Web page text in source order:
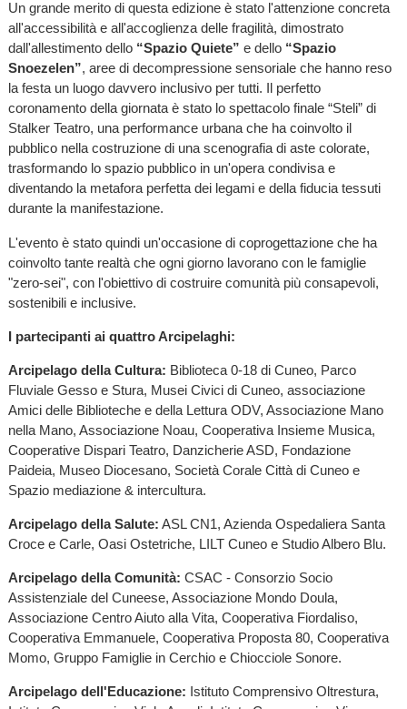
Un grande merito di questa edizione è stato l'attenzione concreta
all'accessibilità e all'accoglienza delle fragilità, dimostrato
dall'allestimento dello “Spazio Quiete” e dello “Spazio
Snoezelen”, aree di decompressione sensoriale che hanno reso
la festa un luogo davvero inclusivo per tutti. Il perfetto
coronamento della giornata è stato lo spettacolo finale “Steli” di
Stalker Teatro, una performance urbana che ha coinvolto il
pubblico nella costruzione di una scenografia di aste colorate,
trasformando lo spazio pubblico in un'opera condivisa e
diventando la metafora perfetta dei legami e della fiducia tessuti
durante la manifestazione.
L'evento è stato quindi un'occasione di coprogettazione che ha
coinvolto tante realtà che ogni giorno lavorano con le famiglie
"zero-sei", con l'obiettivo di costruire comunità più consapevoli,
sostenibili e inclusive.
I partecipanti ai quattro Arcipelaghi:
Arcipelago della Cultura: Biblioteca 0-18 di Cuneo, Parco
Fluviale Gesso e Stura, Musei Civici di Cuneo, associazione
Amici delle Biblioteche e della Lettura ODV, Associazione Mano
nella Mano, Associazione Noau, Cooperativa Insieme Musica,
Cooperative Dispari Teatro, Danzicherie ASD, Fondazione
Paideia, Museo Diocesano, Società Corale Città di Cuneo e
Spazio mediazione & intercultura.
Arcipelago della Salute: ASL CN1, Azienda Ospedaliera Santa
Croce e Carle, Oasi Ostetriche, LILT Cuneo e Studio Albero Blu.
Arcipelago della Comunità: CSAC - Consorzio Socio
Assistenziale del Cuneese, Associazione Mondo Doula,
Associazione Centro Aiuto alla Vita, Cooperativa Fiordaliso,
Cooperativa Emmanuele, Cooperativa Proposta 80, Cooperativa
Momo, Gruppo Famiglie in Cerchio e Chiocciole Sonore.
Arcipelago dell'Educazione: Istituto Comprensivo Oltrestura,